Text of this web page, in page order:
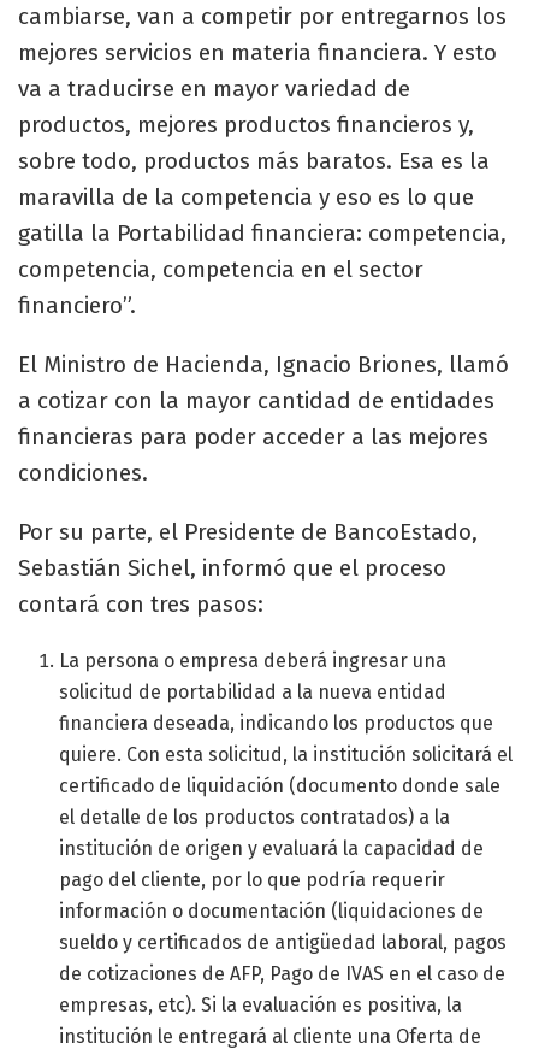
cambiarse, van a competir por entregarnos los
mejores servicios en materia financiera. Y esto
va a traducirse en mayor variedad de
productos, mejores productos financieros y,
sobre todo, productos más baratos. Esa es la
maravilla de la competencia y eso es lo que
gatilla la Portabilidad financiera: competencia,
competencia, competencia en el sector
financiero”.
El Ministro de Hacienda, Ignacio Briones, llamó
a cotizar con la mayor cantidad de entidades
financieras para poder acceder a las mejores
condiciones.
Por su parte, el Presidente de BancoEstado,
Sebastián Sichel, informó que el proceso
contará con tres pasos:
La persona o empresa deberá ingresar una
solicitud de portabilidad a la nueva entidad
financiera deseada, indicando los productos que
quiere. Con esta solicitud, la institución solicitará el
certificado de liquidación (documento donde sale
el detalle de los productos contratados) a la
institución de origen y evaluará la capacidad de
pago del cliente, por lo que podría requerir
información o documentación (liquidaciones de
sueldo y certificados de antigüedad laboral, pagos
de cotizaciones de AFP, Pago de IVAS en el caso de
empresas, etc). Si la evaluación es positiva, la
institución le entregará al cliente una Oferta de